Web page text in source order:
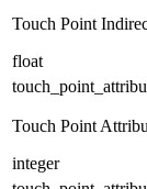
Touch Point
float
Touch Point
integer